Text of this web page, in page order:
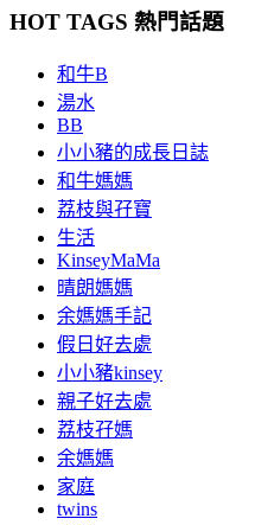
HOT TAGS 熱門話題
和牛B
湯水
BB
小小豬的成長日誌
和牛媽媽
荔枝與孖寶
生活
KinseyMaMa
晴朗媽媽
余媽媽手記
假日好去處
小小豬kinsey
親子好去處
荔枝孖媽
余媽媽
家庭
twins